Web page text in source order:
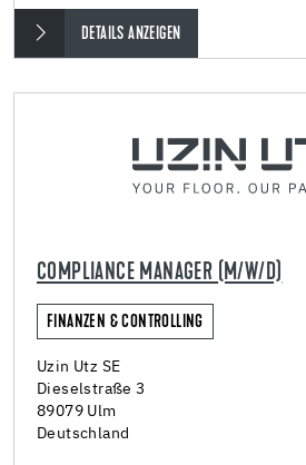
DETAILS ANZEIGEN
COMPLIANCE MANAGER (M/W/D)
FINANZEN & CONTROLLING
Uzin Utz SE
Dieselstraße 3
89079 Ulm
Deutschland